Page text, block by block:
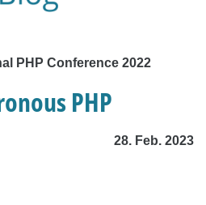
PHP Conference 2022
PHP
28. Feb. 2023